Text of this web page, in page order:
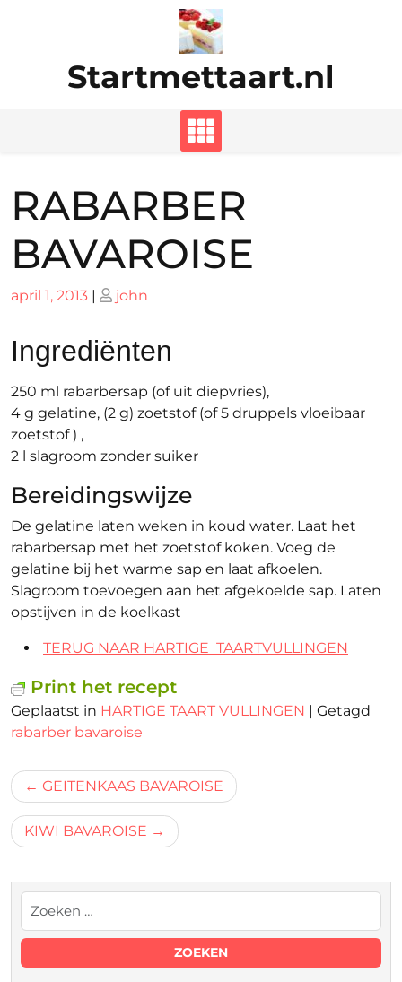
Startmettaart.nl
RABARBER
BAVAROISE
Geplaatst
april 1, 2013 | Geplaatst
john
Ingrediënten
250 ml rabarbersap (of uit diepvries),
4 g gelatine, (2 g) zoetstof (of 5 druppels vloeibaar
zoetstof ) ,
2 l slagroom zonder suiker
Bereidingswijze
De gelatine laten weken in koud water. Laat het
rabarbersap met het zoetstof koken. Voeg de
gelatine bij het warme sap en laat afkoelen.
Slagroom toevoegen aan het afgekoelde sap. Laten
opstijven in de koelkast
TERUG NAAR HARTIGE TAARTVULLINGEN
Print het recept
Geplaatst in HARTIGE TAART VULLINGEN | Getagd
rabarber bavaroise
Bericht
navigatie
GEITENKAAS BAVAROISE
KIWI BAVAROISE